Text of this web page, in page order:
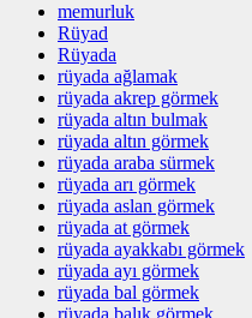
memurluk
Rüyad
Rüyada
rüyada ağlamak
rüyada akrep görmek
rüyada altın bulmak
rüyada altın görmek
rüyada araba sürmek
rüyada arı görmek
rüyada aslan görmek
rüyada at görmek
rüyada ayakkabı görmek
rüyada ayı görmek
rüyada bal görmek